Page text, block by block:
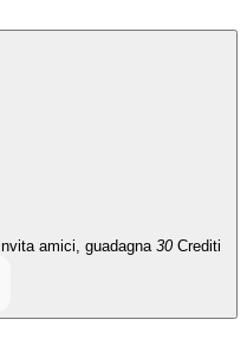
Invita amici, guadagna 30 Crediti